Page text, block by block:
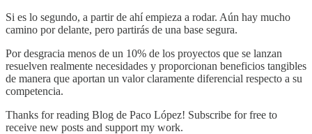
Si es lo segundo, a partir de ahí empieza a rodar. Aún hay mucho
camino por delante, pero partirás de una base segura.
Por desgracia menos de un 10% de los proyectos que se lanzan
resuelven realmente necesidades y proporcionan beneficios tangibles
de manera que aportan un valor claramente diferencial respecto a su
competencia.
Thanks for reading Blog de Paco López! Subscribe for free to
receive new posts and support my work.